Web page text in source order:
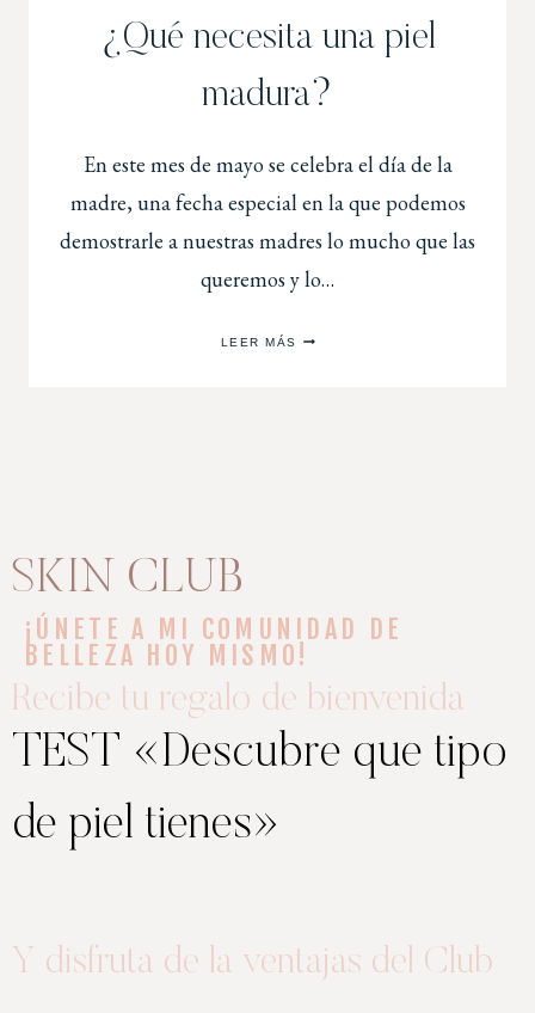
¿Qué necesita una piel
madura?
En este mes de mayo se celebra el día de la
madre, una fecha especial en la que podemos
demostrarle a nuestras madres lo mucho que las
queremos y lo…
LEER MÁS
SKIN CLUB
¡ÚNETE A MI COMUNIDAD DE
BELLEZA HOY MISMO!
Recibe tu regalo de bienvenida
TEST «Descubre que tipo
de piel tienes»
Y disfruta de la ventajas del Club